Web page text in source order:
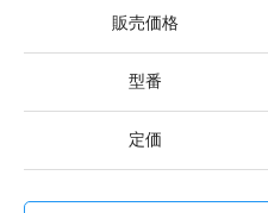
販売価格
型番
定価